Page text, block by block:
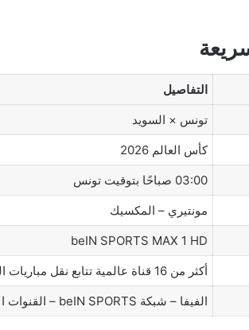
التفاصيل
تونس × السويد
كأس العالم 2026
03:00 صباحًا بتوقيت تونس
مونتيري – المكسيك
beIN SPORTS MAX 1 HD
أكثر من 16 قناة عالمية تتابع نقل مباريات المونديال
الفيفا – شبكة beIN SPORTS – القنوات الأوروبية